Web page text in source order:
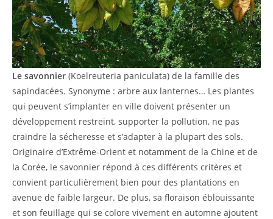
Le savonnier (Koelreuteria paniculata) de la famille des
sapindacées. Synonyme : arbre aux lanternes… Les plantes
qui peuvent s’implanter en ville doivent présenter un
développement restreint, supporter la pollution, ne pas
craindre la sécheresse et s’adapter à la plupart des sols.
Originaire d’Extrême-Orient et notamment de la Chine et de
la Corée, le savonnier répond à ces différents critères et
convient particulièrement bien pour des plantations en
avenue de faible largeur. De plus, sa floraison éblouissante
et son feuillage qui se colore vivement en automne ajoutent